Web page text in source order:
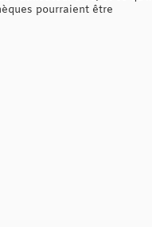
pourraient être